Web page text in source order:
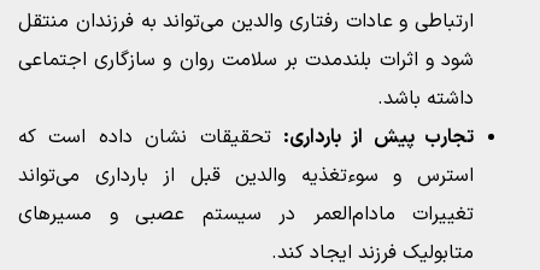
ارتباطی و عادات رفتاری والدین می‌تواند به فرزندان منتقل
شود و اثرات بلندمدت بر سلامت روان و سازگاری اجتماعی
داشته باشد.
تجارب پیش از بارداری: تحقیقات نشان داده است که
استرس و سوءتغذیه والدین قبل از بارداری می‌تواند
تغییرات مادام‌العمر در سیستم عصبی و مسیرهای
متابولیک فرزند ایجاد کند.